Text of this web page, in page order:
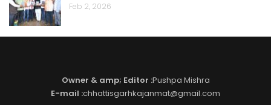
Feb 2, 2026
Owner & amp; Editor :Pushpa Mishra
E-mail :chhattisgarhkajanmat@gmail.com